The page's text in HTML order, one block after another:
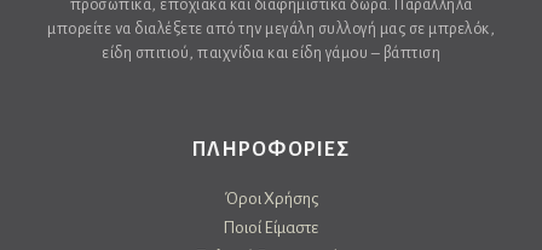
προσωπικά, εποχιακά και διαφημιστικά δώρα. Παράλληλα
μπορείτε να διαλέξετε από την μεγάλη συλλογή μας σε μπρελόκ,
είδη σπιτιού, παιχνίδια και είδη γάμου – βάπτιση
ΠΛΗΡΟΦΟΡΙΕΣ
Όροι Χρήσης
Ποιοί Είμαστε